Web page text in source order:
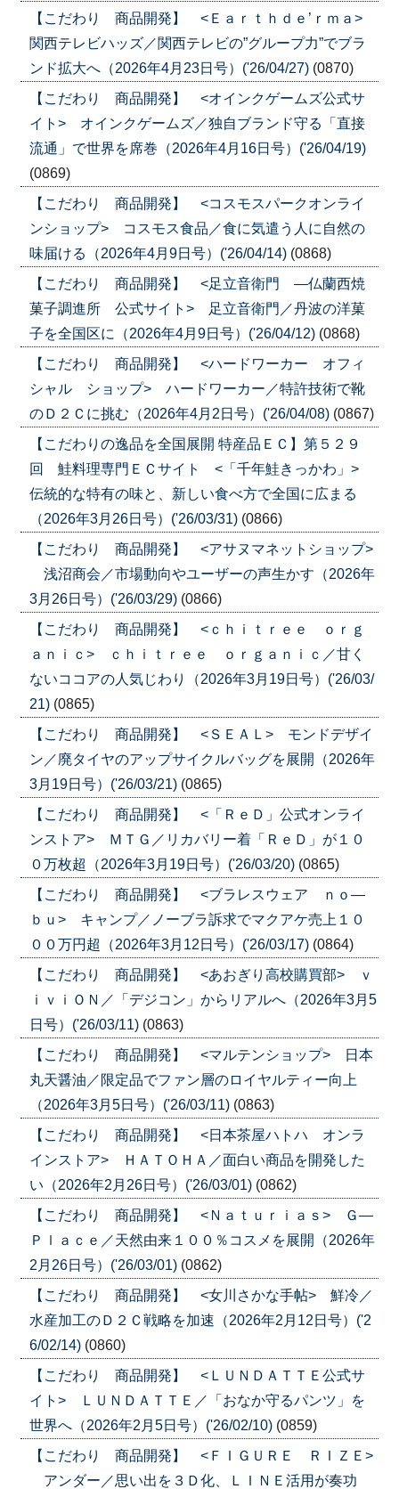
【こだわり 商品開発】 <Ｅａｒｔｈｄｅ’ｒｍａ>
関西テレビハッズ／関西テレビの”グループ力”でブラ
ンド拡大へ（2026年4月23日号）('26/04/27) (0870)
【こだわり 商品開発】 <オインクゲームズ公式サ
イト> オインクゲームズ／独自ブランド守る「直接
流通」で世界を席巻（2026年4月16日号）('26/04/19)
(0869)
【こだわり 商品開発】 <コスモスパークオンライ
ンショップ> コスモス食品／食に気遣う人に自然の
味届ける（2026年4月9日号）('26/04/14) (0868)
【こだわり 商品開発】 <足立音衛門 ―仏蘭西焼
菓子調進所 公式サイト> 足立音衛門／丹波の洋菓
子を全国区に（2026年4月9日号）('26/04/12) (0868)
【こだわり 商品開発】 <ハードワーカー オフィ
シャル ショップ> ハードワーカー／特許技術で靴
のＤ２Ｃに挑む（2026年4月2日号）('26/04/08) (0867)
【こだわりの逸品を全国展開 特産品ＥＣ】第５２９
回 鮭料理専門ＥＣサイト <「千年鮭きっかわ」>
伝統的な特有の味と、新しい食べ方で全国に広まる
（2026年3月26日号）('26/03/31) (0866)
【こだわり 商品開発】 <アサヌマネットショップ>
浅沼商会／市場動向やユーザーの声生かす（2026年
3月26日号）('26/03/29) (0866)
【こだわり 商品開発】 <ｃｈｉｔｒｅｅ ｏｒｇ
ａｎｉｃ> ｃｈｉｔｒｅｅ ｏｒｇａｎｉｃ／甘く
ないココアの人気じわり（2026年3月19日号）('26/03/
21) (0865)
【こだわり 商品開発】 <ＳＥＡＬ> モンドデザイ
ン／廃タイヤのアップサイクルバッグを展開（2026年
3月19日号）('26/03/21) (0865)
【こだわり 商品開発】 <「ＲｅＤ」公式オンライ
ンストア> ＭＴＧ／リカバリー着「ＲｅＤ」が１０
０万枚超（2026年3月19日号）('26/03/20) (0865)
【こだわり 商品開発】 <ブラレスウェア ｎｏ―
ｂｕ> キャンプ／ノーブラ訴求でマクアケ売上１０
００万円超（2026年3月12日号）('26/03/17) (0864)
【こだわり 商品開発】 <あおぎり高校購買部> ｖ
ｉｖｉＯＮ／「デジコン」からリアルへ（2026年3月5
日号）('26/03/11) (0863)
【こだわり 商品開発】 <マルテンショップ> 日本
丸天醤油／限定品でファン層のロイヤルティー向上
（2026年3月5日号）('26/03/11) (0863)
【こだわり 商品開発】 <日本茶屋ハトハ オンラ
インストア> ＨＡＴＯＨＡ／面白い商品を開発した
い（2026年2月26日号）('26/03/01) (0862)
【こだわり 商品開発】 <Ｎａｔｕｒｉａｓ> Ｇ―
Ｐｌａｃｅ／天然由来１００％コスメを展開（2026年
2月26日号）('26/03/01) (0862)
【こだわり 商品開発】 <女川さかな手帖> 鮮冷／
水産加工のＤ２Ｃ戦略を加速（2026年2月12日号）('2
6/02/14) (0860)
【こだわり 商品開発】 <ＬＵＮＤＡＴＴＥ公式サ
イト> ＬＵＮＤＡＴＴＥ／「おなか守るパンツ」を
世界へ（2026年2月5日号）('26/02/10) (0859)
【こだわり 商品開発】 <ＦＩＧＵＲＥ ＲＩＺＥ>
アンダー／思い出を３Ｄ化、ＬＩＮＥ活用が奏功